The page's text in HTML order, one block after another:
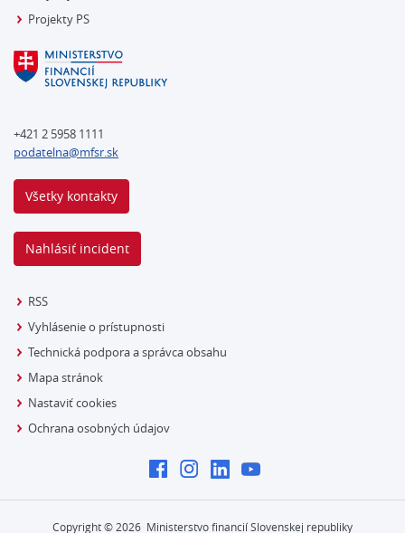
Projekty PS
+421 2 5958 1111
podatelna@mfsr.sk
Všetky kontakty
Nahlásiť incident
RSS
Vyhlásenie o prístupnosti
Technická podpora a správca obsahu
Mapa stránok
Nastaviť cookies
Ochrana osobných údajov
Copyright © 2026 Ministerstvo financií Slovenskej republiky